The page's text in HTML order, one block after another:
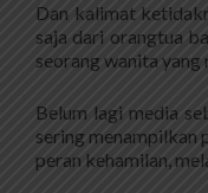
Dan kalimat
saja dari orangtua
seorang wanita
Belum lagi media
sering menampilkan
peran kehamilan,